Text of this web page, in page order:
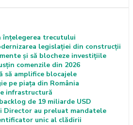
trecutului
legislației din construcții
și să blocheze investițiile
comenzile din 2026
să amplifice blocajele
pe piața din România
infrastructură
de 19 miliarde USD
Director au preluat mandatele
unic al clădirii